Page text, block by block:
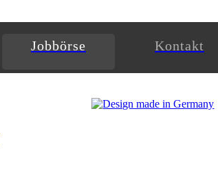
Jobbörse Kontakt